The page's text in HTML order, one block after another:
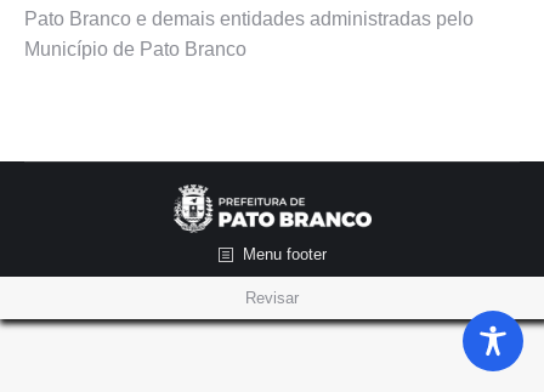
Pato Branco e demais entidades administradas pelo
Município de Pato Branco
Menu footer
Revisar